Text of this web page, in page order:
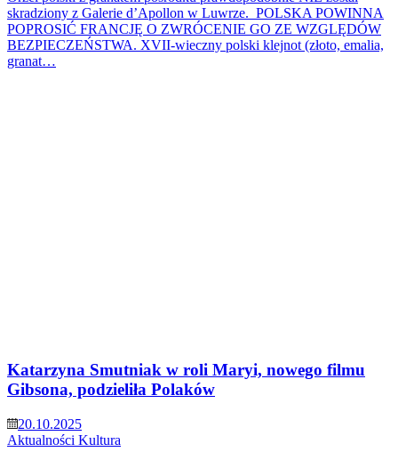
skradziony z Galerie d’Apollon w Luwrze. POLSKA POWINNA
POPROSIĆ FRANCJĘ O ZWRÓCENIE GO ZE WZGLĘDÓW
BEZPIECZEŃSTWA. XVII-wieczny polski klejnot (złoto, emalia,
granat…
Katarzyna Smutniak w roli Maryi, nowego filmu
Gibsona, podzieliła Polaków
20.10.2025
Aktualności Kultura